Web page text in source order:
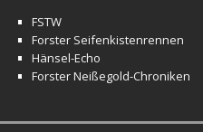
FSTW
Forster Seifenkistenrennen
Hänsel-Echo
Forster Neißegold-Chroniken